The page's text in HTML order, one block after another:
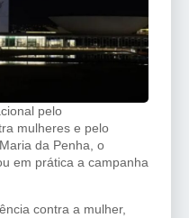
pelo
mulheres e pelo
da Penha, o
em prática a campanha
contra a mulher,